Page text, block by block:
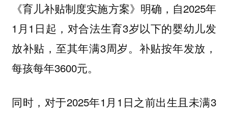
《育儿补贴制度实施方案》明确，自2025年
1月1日起，对合法生育3岁以下的婴幼儿发
放补贴，至其年满3周岁。补贴按年发放，
每孩每年3600元。
同时，对于2025年1月1日之前出生且未满3